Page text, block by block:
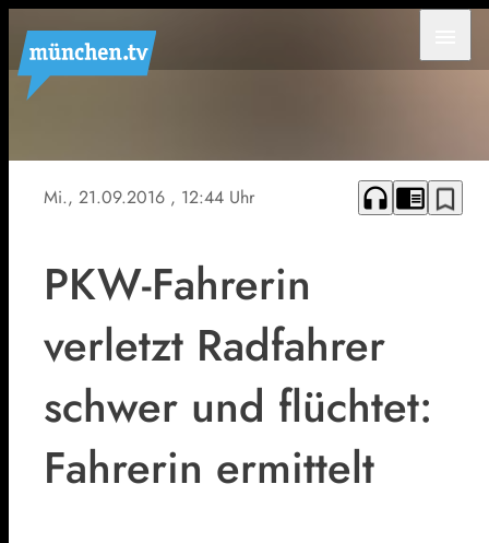
Symbolbild
Mi., 21.09.2016 , 12:44 Uhr headphones chrome_reader_mode bookmark_border
PKW-Fahrerin
verletzt Radfahrer
schwer und flüchtet:
Fahrerin ermittelt